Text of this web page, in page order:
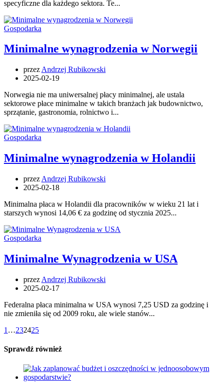
specyficzne dla każdego sektora. Te...
Gospodarka
Minimalne wynagrodzenia w Norwegii
przez Andrzej Rubikowski
2025-02-19
Norwegia nie ma uniwersalnej płacy minimalnej, ale ustala
sektorowe płace minimalne w takich branżach jak budownictwo,
sprzątanie, gastronomia, rolnictwo i...
Gospodarka
Minimalne wynagrodzenia w Holandii
przez Andrzej Rubikowski
2025-02-18
Minimalna płaca w Holandii dla pracowników w wieku 21 lat i
starszych wynosi 14,06 € za godzinę od stycznia 2025...
Gospodarka
Minimalne Wynagrodzenia w USA
przez Andrzej Rubikowski
2025-02-17
Federalna płaca minimalna w USA wynosi 7,25 USD za godzinę i
nie zmieniła się od 2009 roku, ale wiele stanów...
1 …232425
Sprawdź również